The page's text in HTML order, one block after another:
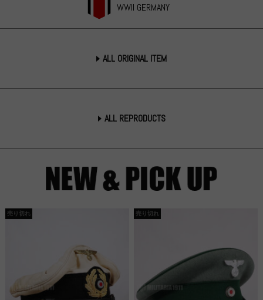
WWII GERMANY
ALL ORIGINAL ITEM
ALL REPRODUCTS
売り切れ 売り切れ